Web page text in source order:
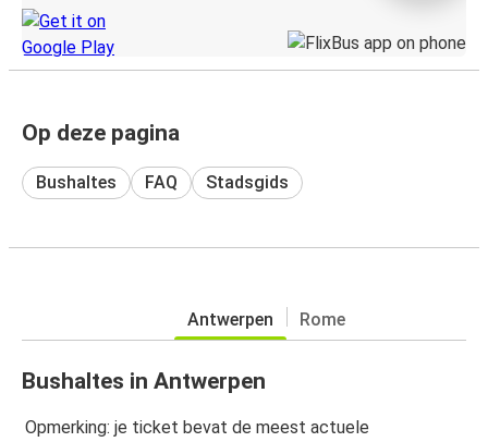
Op deze pagina
Bushaltes FAQ Stadsgids
Antwerpen Rome
Bushaltes in Antwerpen
Opmerking: je ticket bevat de meest actuele